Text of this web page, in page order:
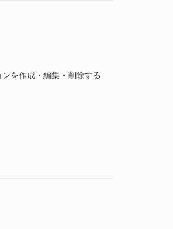
を作成・編集・削除する